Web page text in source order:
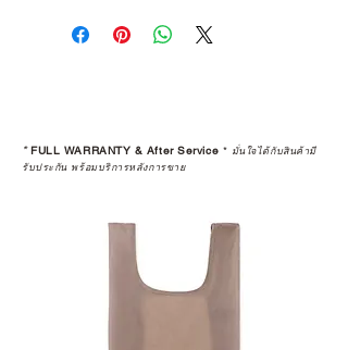
*FULL WARRANTY & After Service * มั่นใจได้กับสินค้ามี
รับประกัน พร้อมบริการหลังการขาย